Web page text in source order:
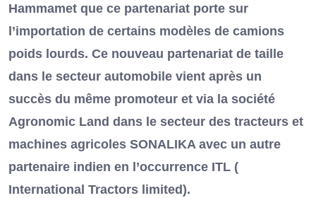
Hammamet que ce partenariat porte sur
l’importation de certains modèles de camions
poids lourds. Ce nouveau partenariat de taille
dans le secteur automobile vient après un
succès du même promoteur et via la société
Agronomic Land dans le secteur des tracteurs et
machines agricoles SONALIKA avec un autre
partenaire indien en l’occurrence ITL (
International Tractors limited).